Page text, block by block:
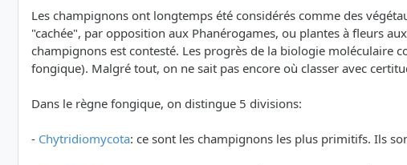
Les champignons ont longtemps été considérés comme des
"cachée", par opposition aux Phanérogames, ou plantes à fleurs
champignons est contesté. Les progrès de la biologie moléculaire
fongique). Malgré tout, on ne sait pas encore où classer avec
Dans le règne fongique, on distingue 5 divisions:
- Chytridiomycota: ce sont les champignons les plus primitifs. Ils